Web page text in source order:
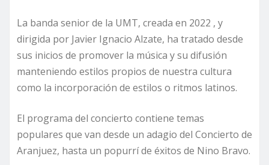
La banda senior de la UMT, creada en 2022 , y
dirigida por Javier Ignacio Alzate, ha tratado desde
sus inicios de promover la música y su difusión
manteniendo estilos propios de nuestra cultura
como la incorporación de estilos o ritmos latinos.
El programa del concierto contiene temas
populares que van desde un adagio del Concierto de
Aranjuez, hasta un popurrí de éxitos de Nino Bravo.